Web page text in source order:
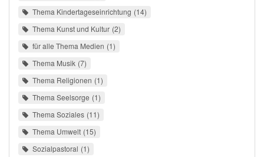
Thema Kindertageseinrichtung 14
Thema Kunst und Kultur 2
für alle Thema Medien 1
Thema Musik 7
Thema Religionen 1
Thema Seelsorge 1
Thema Soziales 11
Thema Umwelt 15
Sozialpastoral 1